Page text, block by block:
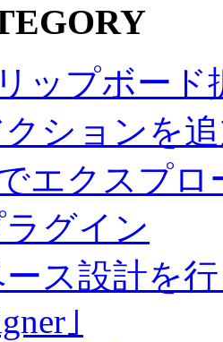
ップボー
ションを
でエクスプ
グイン
ス設計を
｣